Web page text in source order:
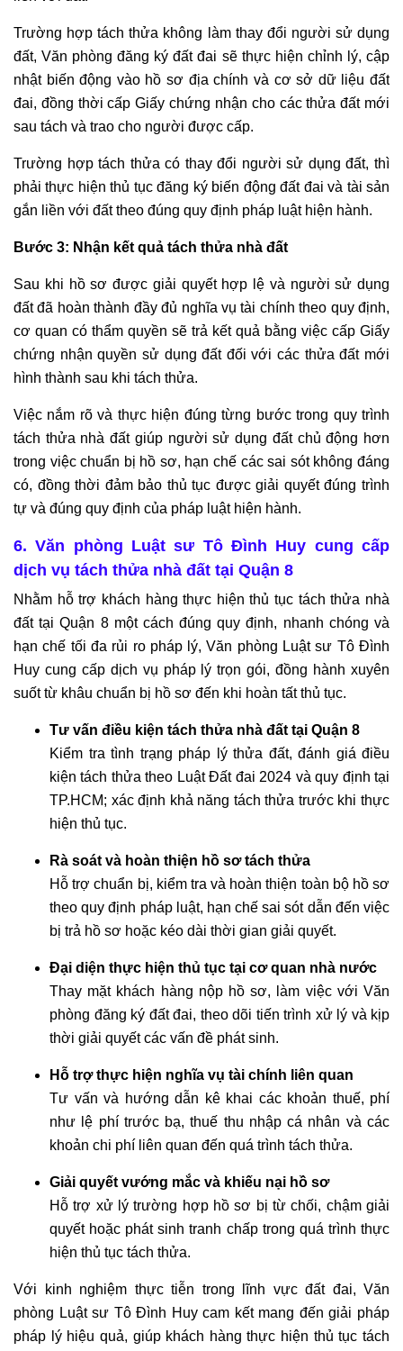
Trường hợp tách thửa không làm thay đổi người sử dụng
đất, Văn phòng đăng ký đất đai sẽ thực hiện chỉnh lý, cập
nhật biến động vào hồ sơ địa chính và cơ sở dữ liệu đất
đai, đồng thời cấp Giấy chứng nhận cho các thửa đất mới
sau tách và trao cho người được cấp.
Trường hợp tách thửa có thay đổi người sử dụng đất, thì
phải thực hiện thủ tục đăng ký biến động đất đai và tài sản
gắn liền với đất theo đúng quy định pháp luật hiện hành.
Bước 3: Nhận kết quả tách thửa nhà đất
Sau khi hồ sơ được giải quyết hợp lệ và người sử dụng
đất đã hoàn thành đầy đủ nghĩa vụ tài chính theo quy định,
cơ quan có thẩm quyền sẽ trả kết quả bằng việc cấp Giấy
chứng nhận quyền sử dụng đất đối với các thửa đất mới
hình thành sau khi tách thửa.
Việc nắm rõ và thực hiện đúng từng bước trong quy trình
tách thửa nhà đất giúp người sử dụng đất chủ động hơn
trong việc chuẩn bị hồ sơ, hạn chế các sai sót không đáng
có, đồng thời đảm bảo thủ tục được giải quyết đúng trình
tự và đúng quy định của pháp luật hiện hành.
6. Văn phòng Luật sư Tô Đình Huy cung cấp
dịch vụ tách thửa nhà đất tại Quận 8
Nhằm hỗ trợ khách hàng thực hiện thủ tục tách thửa nhà
đất tại Quận 8 một cách đúng quy định, nhanh chóng và
hạn chế tối đa rủi ro pháp lý, Văn phòng Luật sư Tô Đình
Huy cung cấp dịch vụ pháp lý trọn gói, đồng hành xuyên
suốt từ khâu chuẩn bị hồ sơ đến khi hoàn tất thủ tục.
Tư vấn điều kiện tách thửa nhà đất tại Quận 8
Kiểm tra tình trạng pháp lý thửa đất, đánh giá điều
kiện tách thửa theo Luật Đất đai 2024 và quy định tại
TP.HCM; xác định khả năng tách thửa trước khi thực
hiện thủ tục.
Rà soát và hoàn thiện hồ sơ tách thửa
Hỗ trợ chuẩn bị, kiểm tra và hoàn thiện toàn bộ hồ sơ
theo quy định pháp luật, hạn chế sai sót dẫn đến việc
bị trả hồ sơ hoặc kéo dài thời gian giải quyết.
Đại diện thực hiện thủ tục tại cơ quan nhà nước
Thay mặt khách hàng nộp hồ sơ, làm việc với Văn
phòng đăng ký đất đai, theo dõi tiến trình xử lý và kịp
thời giải quyết các vấn đề phát sinh.
Hỗ trợ thực hiện nghĩa vụ tài chính liên quan
Tư vấn và hướng dẫn kê khai các khoản thuế, phí
như lệ phí trước bạ, thuế thu nhập cá nhân và các
khoản chi phí liên quan đến quá trình tách thửa.
Giải quyết vướng mắc và khiếu nại hồ sơ
Hỗ trợ xử lý trường hợp hồ sơ bị từ chối, chậm giải
quyết hoặc phát sinh tranh chấp trong quá trình thực
hiện thủ tục tách thửa.
Với kinh nghiệm thực tiễn trong lĩnh vực đất đai, Văn
phòng Luật sư Tô Đình Huy cam kết mang đến giải pháp
pháp lý hiệu quả, giúp khách hàng thực hiện thủ tục tách